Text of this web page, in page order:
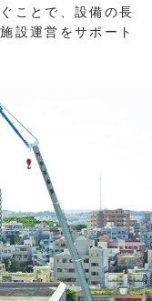
ことで、設備の長
設運営をサポート